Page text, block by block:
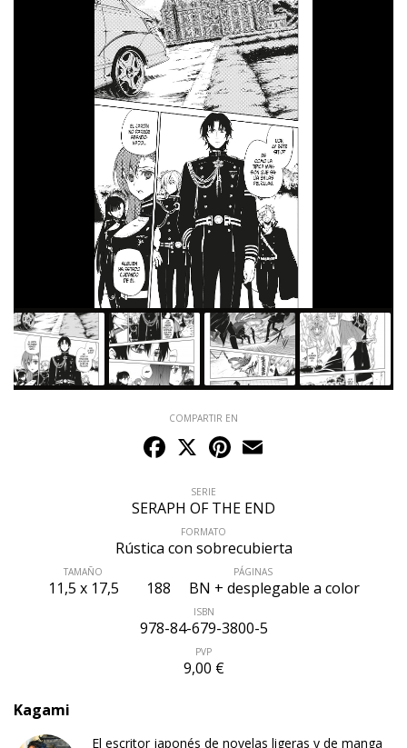
COMPARTIR EN
Facebook
X Pinterest
SERIE
SERAPH OF THE END
FORMATO
Rústica con sobrecubierta
TAMAÑO
11,5 x 17,5
PÁGINAS
188 BN + desplegable a color
ISBN
978-84-679-3800-5
PVP
9,00 €
Kagami
El escritor japonés de novelas ligeras y de manga